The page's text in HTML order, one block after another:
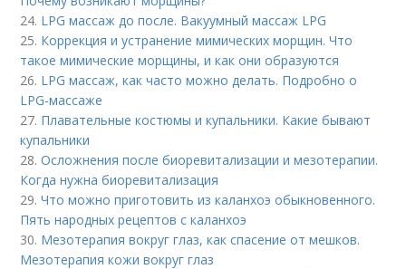
24. LPG массаж до после. Вакуумный массаж LPG
25. Коррекция и устранение мимических морщин. Что
такое мимические морщины, и как они образуются
26. LPG массаж, как часто можно делать. Подробно о
LPG-массаже
27. Плавательные костюмы и купальники. Какие бывают
купальники
28.Осложнения после биоревитализации и мезотерапии.
Когда нужна биоревитализация
29.Что можно приготовить из каланхоэ обыкновенного.
Пять народных рецептов с каланхоэ
30. Мезотерапия вокруг глаз, как спасение от мешков.
Мезотерапия кожи вокруг глаз